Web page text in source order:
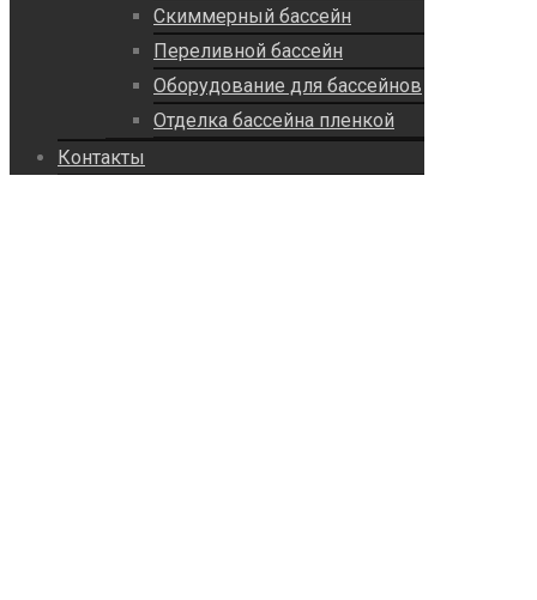
Скиммерный бассейн
Переливной бассейн
Оборудование для бассейнов
Отделка бассейна пленкой
Контакты